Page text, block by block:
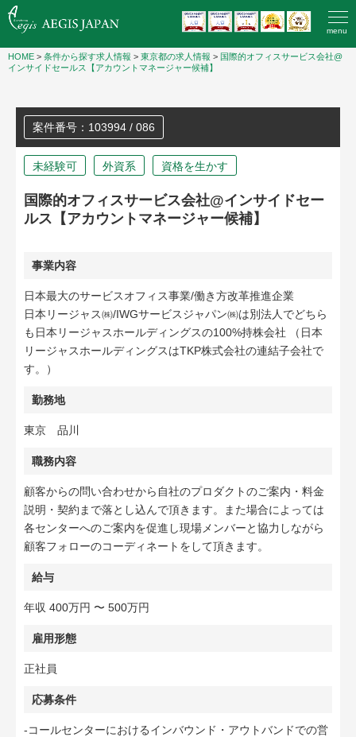
menu
HOME > 条件から探す求人情報 > 東京都の求人情報 > 国際的オフィスサービス会社@
インサイドセールス【アカウントマネージャー候補】
案件番号：103994 / 086
未経験可 外資系 資格を生かす
国際的オフィスサービス会社@インサイドセー
ルス【アカウントマネージャー候補】
事業内容
日本最大のサービスオフィス事業/働き方改革推進企業
日本リージャス㈱/IWGサービスジャパン㈱は別法人でどちら
も日本リージャスホールディングスの100%持株会社 （日本
リージャスホールディングスはTKP株式会社の連結子会社で
す。）
勤務地
東京 品川
職務内容
顧客からの問い合わせから自社のプロダクトのご案内・料金
説明・契約まで落とし込んで頂きます。また場合によっては
各センターへのご案内を促進し現場メンバーと協力しながら
顧客フォローのコーディネートをして頂きます。
給与
年収 400万円 〜 500万円
雇用形態
正社員
応募条件
-コールセンターにおけるインバウンド・アウトバンドでの営